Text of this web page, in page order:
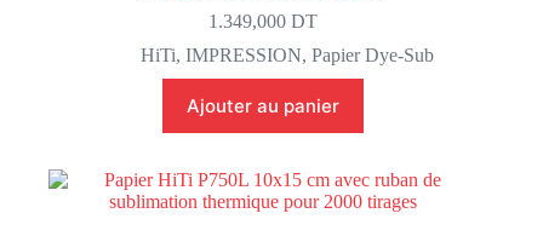
1.349,000DT
HiTi,IMPRESSION,Papier Dye-Sub
Ajouter au panier